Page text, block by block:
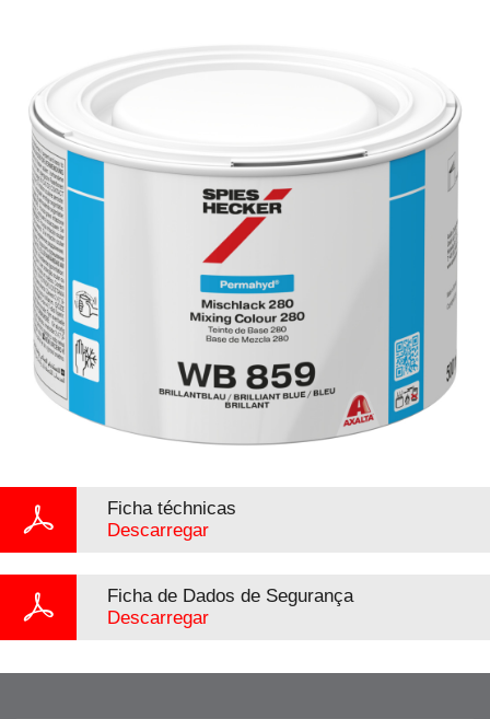
Ficha téchnicas
Descarregar
Ficha de Dados de Segurança
Descarregar